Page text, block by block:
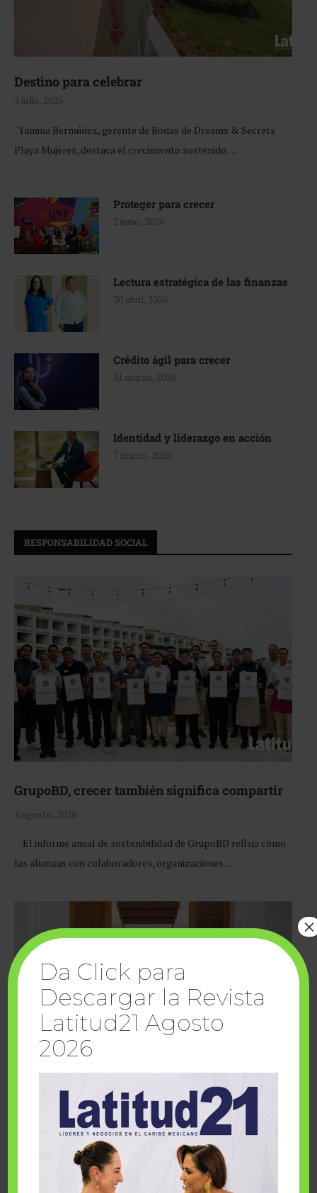
Destino para celebrar
3 julio, 2026
Yamina Bermúdez, gerente de Bodas de Dreams & Secrets
Playa Mujeres, destaca el crecimiento sostenido …
Proteger para crecer
2 junio, 2026
Lectura estratégica de las finanzas
30 abril, 2026
Crédito ágil para crecer
31 marzo, 2026
Identidad y liderazgo en acción
7 marzo, 2026
RESPONSABILIDAD SOCIAL
GrupoBD, crecer también significa compartir
4 agosto, 2026
El informe anual de sostenibilidad de GrupoBD refleja cómo
las alianzas con colaboradores, organizaciones …
Cuando la solidaridad inspira; cumplen
sueños Fairmont Mayakoba y Make-A-Wish
Da Click para
Descargar la Revista
Latitud21 Agosto
2026
×